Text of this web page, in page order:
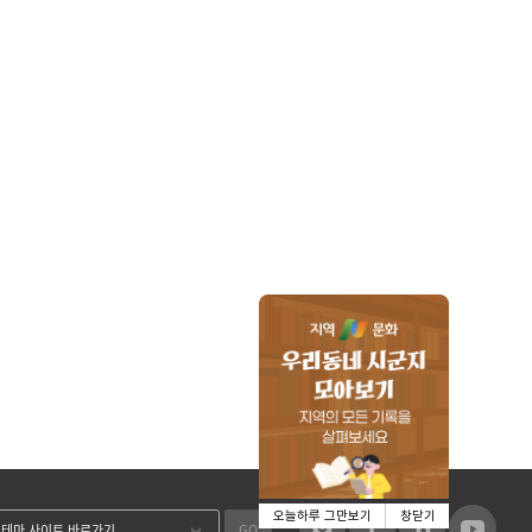
오늘하루 그만보기 창닫기